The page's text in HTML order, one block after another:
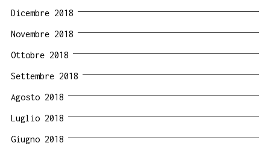
Dicembre 2018
Novembre 2018
Ottobre 2018
Settembre 2018
Agosto 2018
Luglio 2018
Giugno 2018